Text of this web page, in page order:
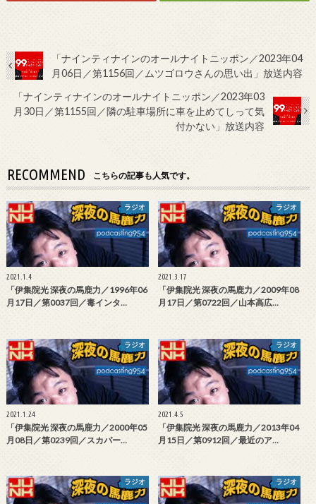
「ナインティナインのオールナイトニッポン／2023年04
月06日／第1156回／ムツゴロウさんの思い出」放送内容
「ナインティナインのオールナイトニッポン／2023年03
月30日／第1155回／隣の駐車場所に車を止めてしって気
付かない」放送内容
RECOMMEND こちらの記事も人気です。
ラジオ
2021.1.4
「伊集院光 深夜の馬鹿力／1996年06
月17日／第0037回／毒インタ…
ラジオ
2021.3.17
「伊集院光 深夜の馬鹿力／2009年08
月17日／第0722回／山本高広…
ラジオ
2021.1.24
「伊集院光 深夜の馬鹿力／2000年05
月08日／第0239回／スカパー…
ラジオ
2021.4.5
「伊集院光 深夜の馬鹿力／2013年04
月15日／第0912回／最近のア…
ラジオ ラジオ